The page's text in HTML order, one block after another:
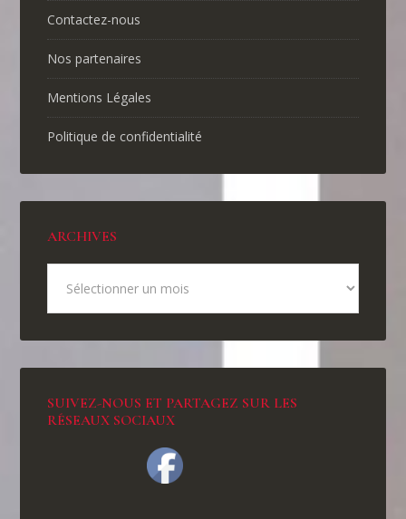
Contactez-nous
Nos partenaires
Mentions Légales
Politique de confidentialité
ARCHIVES
SUIVEZ-NOUS ET PARTAGEZ SUR LES
RÉSEAUX SOCIAUX